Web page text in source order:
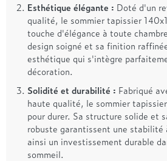
Esthétique élégante : Doté d'un
qualité, le sommier tapissier
touche d'élégance à toute
design soigné et sa finition
esthétique qui s'intègre
décoration.
Solidité et durabilité : Fabriqué
haute qualité, le sommier
pour durer. Sa structure solide et
robuste garantissent une
ainsi un investissement durable
sommeil.